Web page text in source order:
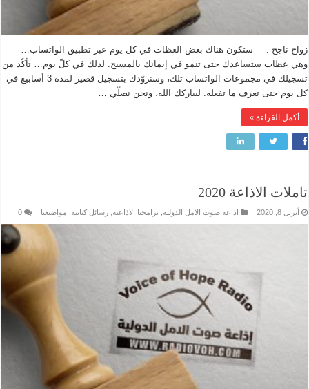
زواج ناجح :– ستكون هناك بعض العظات في كل يوم عبر تطبيق الواتساب…
وهي عظات ستساعدك حتى تنمو في إيمانك بالمسيح. لذلك في كلّ يوم… تأكّد من
تسجيلك في مجموعات الواتساب تلك، وسنزوّدك بتسجيل قصير لمدة 3 أسابيع في
كل يوم حتى تعرف ما تفعله. ليباركك الله، ونحن نصلّي …
أكمل القراءة »
تاملات الاذاعة 2020
أبريل 8, 2020 اذاعة صوت الامل الدولية برامجنا الاذاعية ,رسائل كتابية مواضيعنا 0